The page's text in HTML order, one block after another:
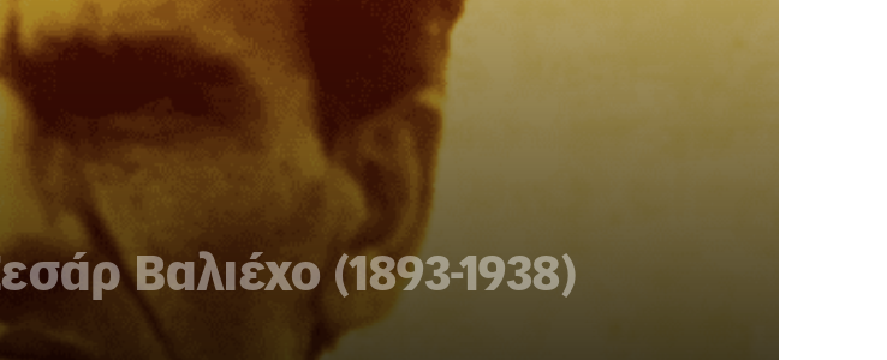
Βαλιέχο (1893-1938)